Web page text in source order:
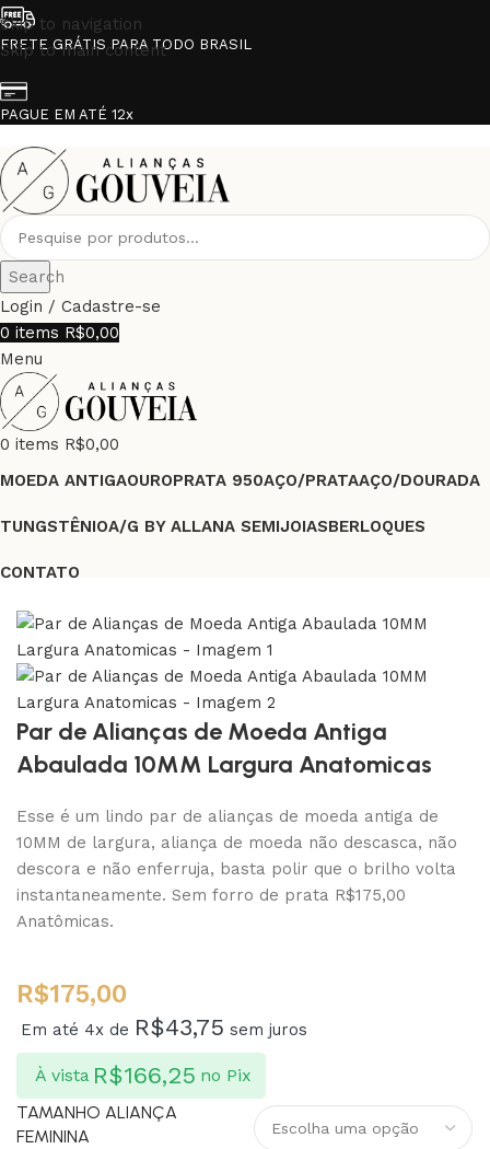
Skip to navigation
Skip to main content
FRETE GRÁTIS PARA TODO BRASIL
PAGUE EM ATÉ 12x
Search
Login / Cadastre-se
0 items R$0,00
Menu
0 items R$0,00
MOEDA ANTIGAOUROPRATA 950AÇO/PRATAAÇO/DOURADA
TUNGSTÊNIOA/G BY ALLANA SEMIJOIASBERLOQUES
CONTATO
Par de Alianças de Moeda Antiga
Abaulada 10MM Largura Anatomicas
Esse é um lindo par de alianças de moeda antiga de
10MM de largura, aliança de moeda não descasca, não
descora e não enferruja, basta polir que o brilho volta
instantaneamente. Sem forro de prata R$175,00
Anatômicas.
R$175,00
Em até 4x de R$43,75 sem juros
À vista R$166,25 no Pix
TAMANHO ALIANÇA
FEMININA